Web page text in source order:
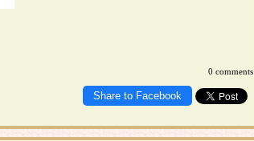
0 comments
Share to Facebook